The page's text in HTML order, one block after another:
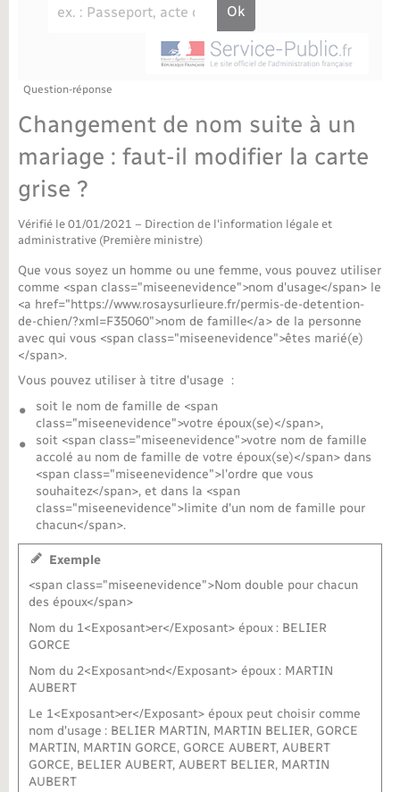
Recensement militaire
Concessions funéraires
Info jeunes
Maison des jeunes (11-17 ans)
Associations
Saison culturelle
Bibliothèques
Sport
Tourisme
Nouvel habitant
Nouvelle activité
Numérique
Organisation d’événement
Sécurité - Prévention
Seniors
Transports
Bornes de recharge électrique
Voirie et espace public
Travaux - Autorisation d’occupation de l’espace
Agenda
La Communauté de communes
Plan interactif
Question-réponse
Changement de nom suite à un
mariage : faut-il modifier la carte
grise ?
Vérifié le 01/01/2021 – Direction de l'information légale et
administrative (Première ministre)
Que vous soyez un homme ou une femme, vous pouvez utiliser
comme <span class="miseenevidence">nom d'usage</span> le
<a href="https://www.rosaysurlieure.fr/permis-de-detention-
de-chien/?xml=F35060">nom de famille</a> de la personne
avec qui vous <span class="miseenevidence">êtes marié(e)
</span>.
Vous pouvez utiliser à titre d'usage :
soit le nom de famille de <span
class="miseenevidence">votre époux(se)</span>,
soit <span class="miseenevidence">votre nom de famille
accolé au nom de famille de votre époux(se)</span> dans
<span class="miseenevidence">l'ordre que vous
souhaitez</span>, et dans la <span
class="miseenevidence">limite d'un nom de famille pour
chacun</span>.
Exemple
<span class="miseenevidence">Nom double pour chacun
des époux</span>
Nom du 1<Exposant>er</Exposant> époux : BELIER
GORCE
Nom du 2<Exposant>nd</Exposant> époux : MARTIN
AUBERT
Le 1<Exposant>er</Exposant> époux peut choisir comme
nom d'usage : BELIER MARTIN, MARTIN BELIER, GORCE
MARTIN, MARTIN GORCE, GORCE AUBERT, AUBERT
GORCE, BELIER AUBERT, AUBERT BELIER, MARTIN
AUBERT